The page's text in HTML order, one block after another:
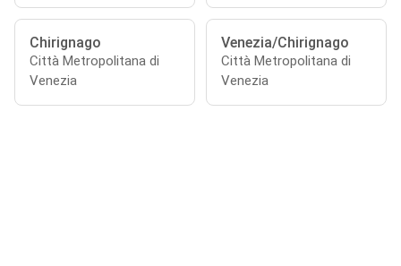
Chirignago
Città Metropolitana di
Venezia
Venezia/Chirignago
Città Metropolitana di
Venezia